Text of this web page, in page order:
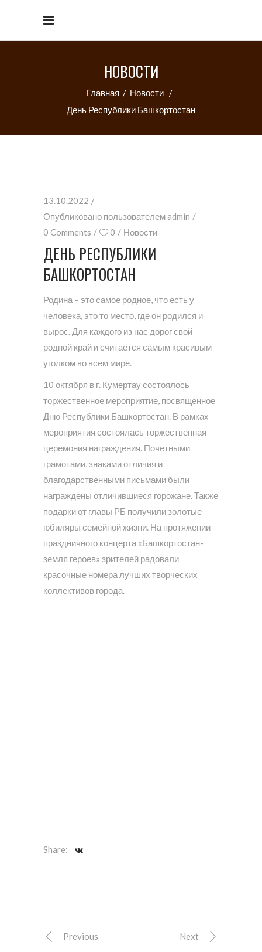
НОВОСТИ
Главная / Новости /
День Республики Башкортостан
13.10.2022
Опубликовано пользователемadmin
0 Comments
0 Новости
ДЕНЬ РЕСПУБЛИКИ
БАШКОРТОСТАН
Родина – это самое родное, что есть у
человека, это то место, где он родился и
вырос. Для каждого из нас дорог свой
родной край и считается самым красивым
уголком во всем мире.
10 октября в г. Кумертау состоялось
торжественное мероприятие, посвященное
Дню Республики Башкортостан. В рамках
мероприятия состоялась торжественная
церемония награждения. Почетными
грамотами, знаками отличия и
благодарственными письмами были
награждены отличившиеся горожане. Также
подарки от главы РБ получили золотые
юбиляры семейной жизни. На протяжении
праздничного концерта «Башкортостан-
земля героев» зрителей радовали
красочные номера лучших творческих
коллективов города.
Share:
Previous Next